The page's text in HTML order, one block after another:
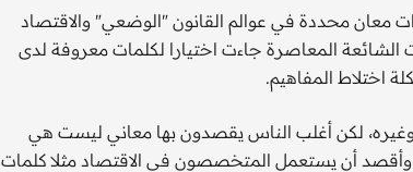
معان محددة في عوالم القانون "الوضعي" والاقتصاد
المعاصرة جاءت اختيارا لكلمات معروفة لدى
اختلاط المفاهيم.
لكن أغلب الناس يقصدون بها معاني ليست هي
أن يستعمل المتخصصون في الاقتصاد مثلا كلمات